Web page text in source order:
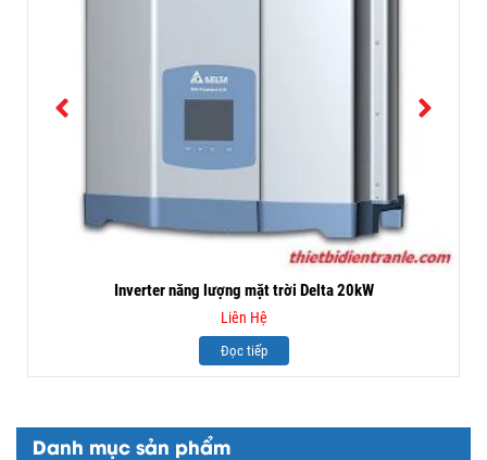
Danh mục sản phẩm
Inverter năng lượng mặt trời Delta 20kW
Liên Hệ
Đọc tiếp